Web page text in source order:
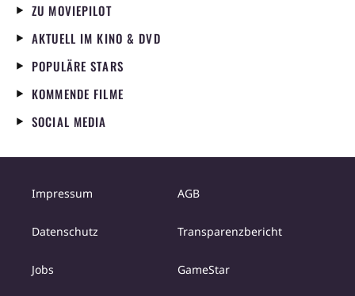
ZU MOVIEPILOT
AKTUELL IM KINO & DVD
POPULÄRE STARS
KOMMENDE FILME
SOCIAL MEDIA
Impressum AGB
Datenschutz Transparenzbericht
Jobs GameStar